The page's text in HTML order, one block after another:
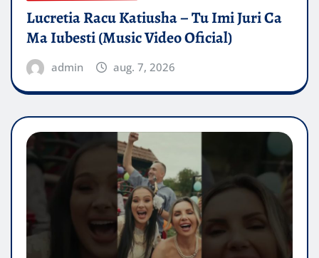
Lucretia Racu Katiusha – Tu Imi Juri Ca
Ma Iubesti (Music Video Oficial)
admin aug. 7, 2026